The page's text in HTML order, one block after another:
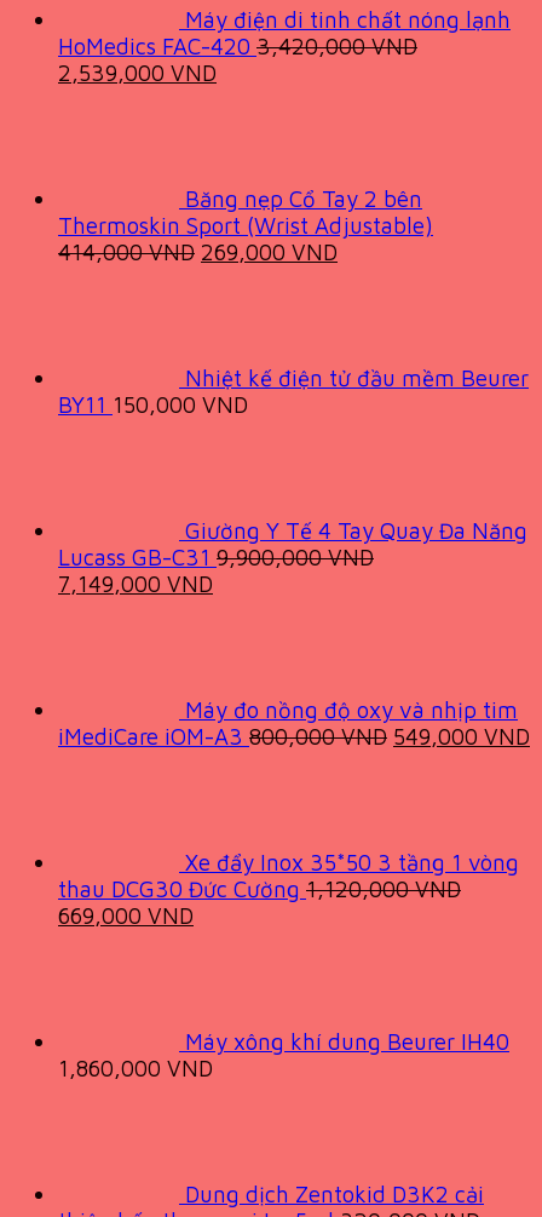
Máy điện di tinh chất nóng lạnh
HoMedics FAC-420 3,420,000VND
Original
2,539,000 VND
Băng nẹp Cổ Tay 2 bên
Thermoskin Sport (Wrist Adjustable)
414,000VND Original
269,000 VND
Nhiệt kế điện tử đầu mềm Beurer
BY11 150,000 VND
Giường Y Tế 4 Tay Quay Đa Năng
Lucass GB-C31 9,900,000VND
Original
7,149,000 VND
Máy đo nồng độ oxy và nhịp tim
iMediCare iOM-A3 800,000VND Original
549,000 VND
Xe đẩy Inox 35*50 3 tầng 1 vòng
thau DCG30 Đức Cường 1,120,000VND
Original
669,000 VND
Máy xông khí dung Beurer IH40
1,860,000 VND
Dung dịch Zentokid D3K2 cải